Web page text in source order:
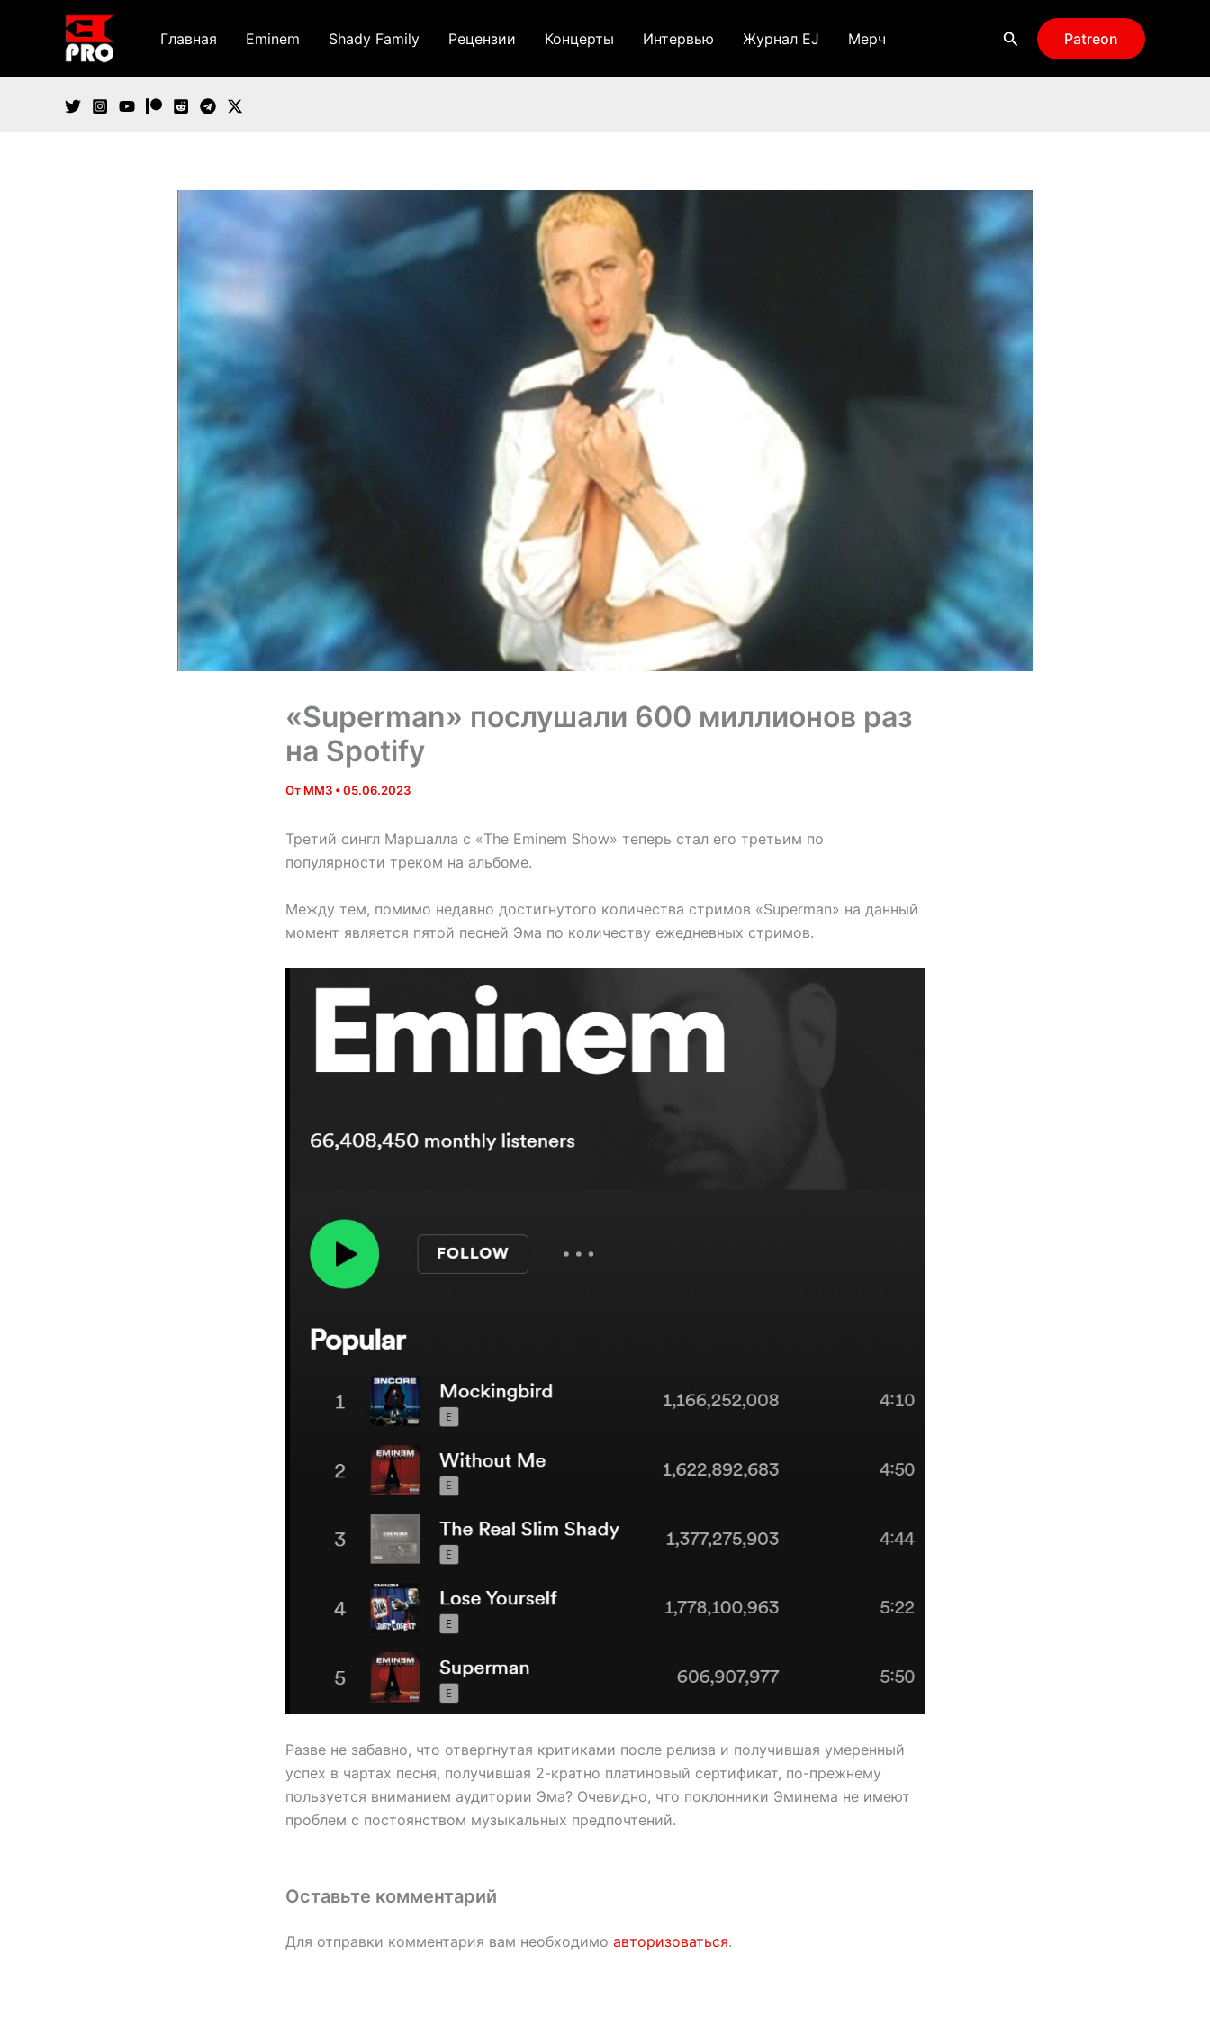
содержимому
Главная Eminem Shady Family Рецензии Концерты Интервью Журнал EJ Мерч Поиск Patreon
«Superman» послушали 600 миллионов раз
на Spotify
От MM3 •05.06.2023
Третий сингл Маршалла с «The Eminem Show» теперь стал его третьим по
популярности треком на альбоме.
Между тем, помимо недавно достигнутого количества стримов «Superman» на данный
момент является пятой песней Эма по количеству ежедневных стримов.
Разве не забавно, что отвергнутая критиками после релиза и получившая умеренный
успех в чартах песня, получившая 2-кратно платиновый сертификат, по-прежнему
пользуется вниманием аудитории Эма? Очевидно, что поклонники Эминема не имеют
проблем с постоянством музыкальных предпочтений.
Оставьте комментарий
Для отправки комментария вам необходимо авторизоваться.